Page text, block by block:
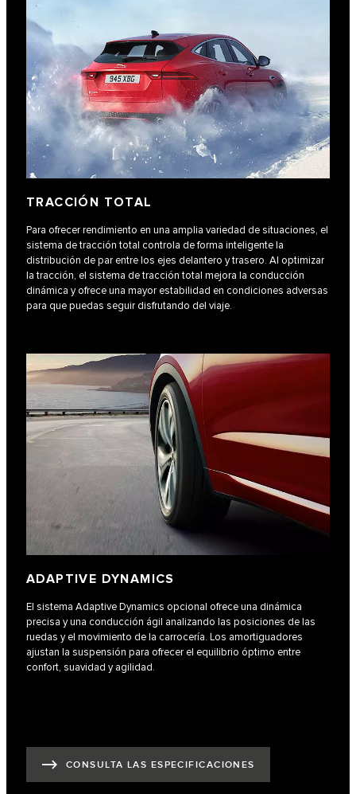
TRACCIÓN TOTAL
Para ofrecer rendimiento en una amplia variedad de situaciones, el
sistema de tracción total controla de forma inteligente la
distribución de par entre los ejes delantero y trasero. Al optimizar
la tracción, el sistema de tracción total mejora la conducción
dinámica y ofrece una mayor estabilidad en condiciones adversas
para que puedas seguir disfrutando del viaje.
ADAPTIVE DYNAMICS
El sistema Adaptive Dynamics opcional ofrece una dinámica
precisa y una conducción ágil analizando las posiciones de las
ruedas y el movimiento de la carrocería. Los amortiguadores
ajustan la suspensión para ofrecer el equilibrio óptimo entre
confort, suavidad y agilidad.
CONSULTA LAS ESPECIFICACIONES